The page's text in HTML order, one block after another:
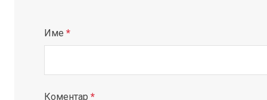
Име *
Коментар *